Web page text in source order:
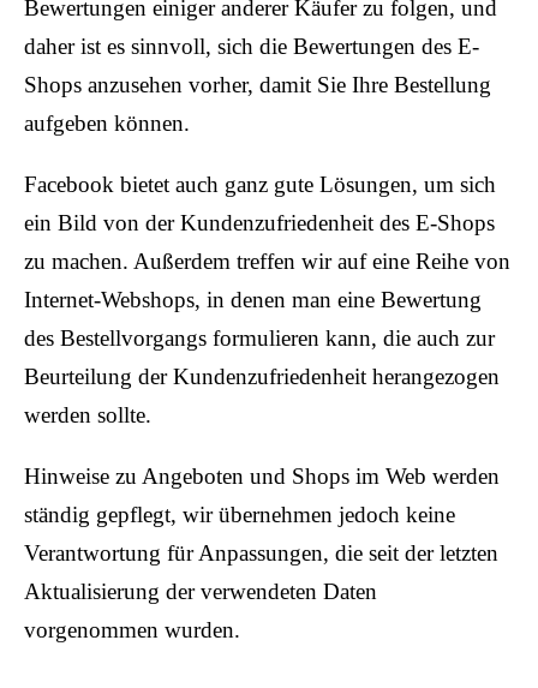
Bewertungen einiger anderer Käufer zu folgen, und
daher ist es sinnvoll, sich die Bewertungen des E-
Shops anzusehen vorher, damit Sie Ihre Bestellung
aufgeben können.
Facebook bietet auch ganz gute Lösungen, um sich
ein Bild von der Kundenzufriedenheit des E-Shops
zu machen. Außerdem treffen wir auf eine Reihe von
Internet-Webshops, in denen man eine Bewertung
des Bestellvorgangs formulieren kann, die auch zur
Beurteilung der Kundenzufriedenheit herangezogen
werden sollte.
Hinweise zu Angeboten und Shops im Web werden
ständig gepflegt, wir übernehmen jedoch keine
Verantwortung für Anpassungen, die seit der letzten
Aktualisierung der verwendeten Daten
vorgenommen wurden.